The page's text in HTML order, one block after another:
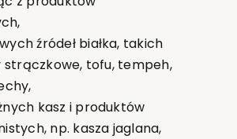
źródeł białka, takich
strączkowe, tofu, tempeh,
kasz i produktów
np. kasza jaglana,